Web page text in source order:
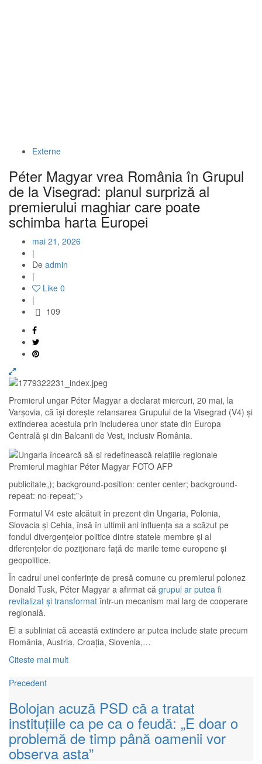
Externe
Péter Magyar vrea România în Grupul
de la Visegrad: planul surpriză al
premierului maghiar care poate
schimba harta Europei
mai 21, 2026
|
De admin
|
Like 0
|
109
Premierul ungar Péter Magyar a declarat miercuri, 20 mai, la
Varșovia, că își dorește relansarea Grupului de la Visegrad (V4) și
extinderea acestuia prin includerea unor state din Europa
Centrală și din Balcanii de Vest, inclusiv România.
Premierul maghiar Péter Magyar FOTO AFP
publicitate„); background-position: center center; background-
repeat: no-repeat;”>
Formatul V4 este alcătuit în prezent din Ungaria, Polonia,
Slovacia și Cehia, însă în ultimii ani influența sa a scăzut pe
fondul divergențelor politice dintre statele membre și al
diferențelor de poziționare față de marile teme europene și
geopolitice.
În cadrul unei conferințe de presă comune cu premierul polonez
Donald Tusk, Péter Magyar a afirmat că grupul ar putea fi
revitalizat și transformat într-un mecanism mai larg de cooperare
regională.
El a subliniat că această extindere ar putea include state precum
România, Austria, Croația, Slovenia,…
Citeste mai mult
Precedent
Bolojan acuză PSD că a tratat
instituțiile ca pe ca o feudă: „E doar o
problemă de timp până oamenii vor
observa asta”